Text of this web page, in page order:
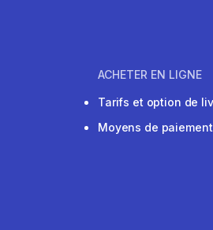
ACHETER EN LIGNE
Tarifs et option de
Moyens de paiement